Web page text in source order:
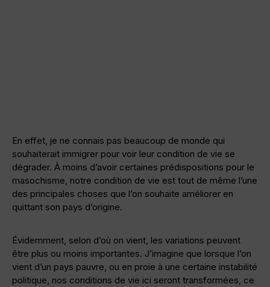
En effet, je ne connais pas beaucoup de monde qui
souhaiterait immigrer pour voir leur condition de vie se
dégrader. À moins d’avoir certaines prédispositions pour le
masochisme, notre condition de vie est tout de même l’une
des principales choses que l’on souhaite améliorer en
quittant son pays d’origine.
Évidemment, selon d’où on vient, les variations peuvent
être plus ou moins importantes. J’imagine que lorsque l’on
vient d’un pays pauvre, ou en proie à une certaine instabilité
politique, nos conditions de vie ici seront transformées, ce